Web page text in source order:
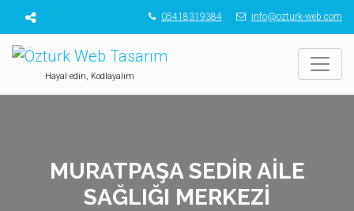
05418319384 info@ozturk-web.com
Hayal edin, Kodlayalım
MURATPAŞA SEDIR AILE
SAĞLIĞI MERKEZI